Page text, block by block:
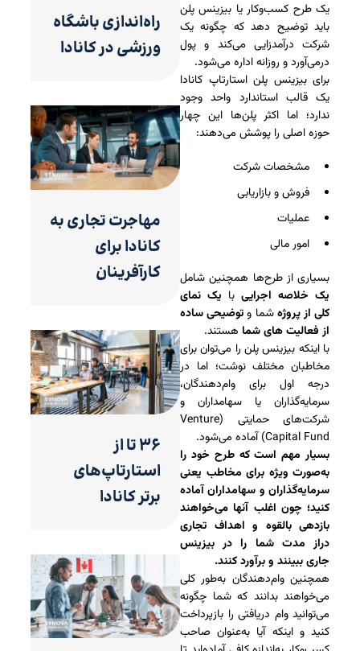
یک طرح کسب‌وکار یا بیزینس پلن
باید توضیح دهد که چگونه یک
شرکت درآمدزایی می‌کند و پول
درمی‌آورد و روزانه اداره می‌شود.
برای بیزینس پلن استارتاپ کانادا
یک قالب استاندارد واحد وجود
ندارد؛ اما اکثر پلن‌ها این چهار
حوزه اصلی را پوشش می‌دهند:
مشخصات شرکت
فروش و بازاریابی
عملیات
امور مالی
بسیاری از طرح‌ها همچنین شامل
یک خلاصه اجرایی با یک نمای
کلی از پروژهشما وتوضیحی ساده
از فعالیت های شما هستند.
با اینکه بیزینس پلن را می‌توان برای
مخاطبان مختلف نوشت؛ اما در
درجه اول برای وام‌دهندگان،
سرمایه‌گذاران یا سهامداران و
شرکت‌های حمایتی (Venture
Capital Fund) آماده می‌شود.
بسیار مهم است که طرح خود را
به‌صورت ویژه برای مخاطب یعنی
سرمایه‌گذاران و سهامداران آماده
کنید؛ چون اغلب آنها می‌خواهند
بازدهی بالقوه و اهداف تجاری
دراز مدت شما را در بیزینس
جاری ببینند و برآورد کنند.
همچنین وام‌دهندگان به‌طور کلی
می‌خواهند بدانند که شما چگونه
می‌توانید وام دریافتی را بازپرداخت
کنید و اینکه آیا به‌عنوان صاحب
راه‌اندازی باشگاه
ورزشی در کانادا
مهاجرت تجاری به
کانادا برای
کارآفرینان
۳۶ تا از
استارتاپ‌های
برتر کانادا